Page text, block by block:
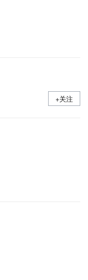
+关注